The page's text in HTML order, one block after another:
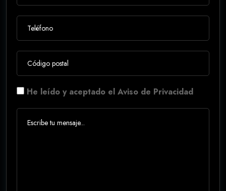
He leído y aceptado el Aviso de Privacidad